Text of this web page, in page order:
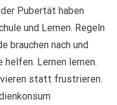
Pubertät haben
und Lernen. Regeln
brauchen nach und
helfen. Lernen lernen.
statt frustrieren.